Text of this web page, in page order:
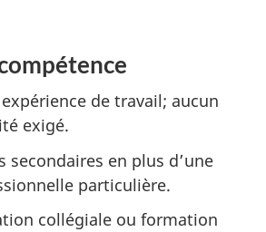
de travail; aucun
exigé.
secondaires en plus d’une
particulière.
collégiale ou formation